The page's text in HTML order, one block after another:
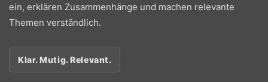
ein, erklären Zusammenhänge und machen relevante
Themen verständlich.
Klar. Mutig. Relevant.